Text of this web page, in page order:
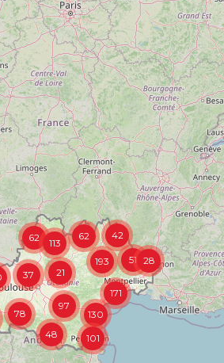
62
101
51
48
28
130
78
37
97
171
21
193
42
62 113